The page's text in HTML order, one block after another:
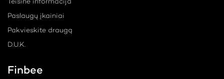
Teisinė informacija
Paslaugų įkainiai
Pakvieskite draugą
D.U.K.
Finbee